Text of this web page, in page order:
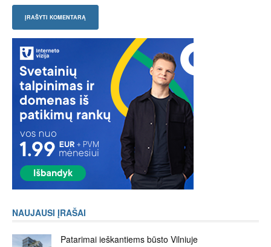
NAUJAUSI ĮRAŠAI
Patarimai ieškantiems būsto Vilniuje